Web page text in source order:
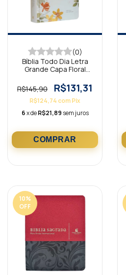
(0)
Bíblia Todo Dia Letra
Grande Capa Floral
R$145,90
R$131,31
R$124,74 comPix
6x deR$21,89 sem juros
10%
OFF